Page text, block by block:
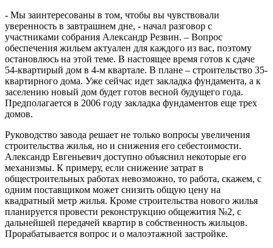
- Мы заинтересованы в том, чтобы вы чувствовали
уверенность в завтрашнем дне, - начал разговор с
участниками собрания Александр Резвин. – Вопрос
обеспечения жильем актуален для каждого из вас, поэтому
остановлюсь на этой теме. В настоящее время готов к сдаче
54-квартирый дом в 4-м квартале. В плане – строительство 35-
квартирного дома. Уже сейчас идет закладка фундамента, а к
заселению новый дом будет готов весной будущего года.
Предполагается в 2006 году закладка фундаментов еще трех
домов.
Руководство завода решает не только вопросы увеличения
строительства жилья, но и снижения его себестоимости.
Александр Евгеньевич доступно объяснил некоторые его
механизмы. К примеру, если снижение затрат в
общестроительных работах невозможно, то работа, скажем, с
одним поставщиком может снизить общую цену на
квадратный метр жилья. Кроме строительства нового жилья
планируется провести реконструкцию общежития №2, с
дальнейшей передачей квартир в собственность жильцов.
Прорабатывается вопрос и о малоэтажной застройке.